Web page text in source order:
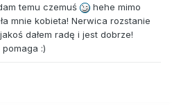
temu czemuś
hehe mimo
mnie kobieta! Nerwica rozstanie
dałem radę i jest dobrze!
:)